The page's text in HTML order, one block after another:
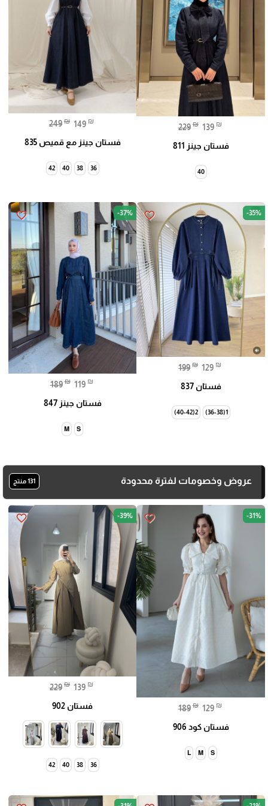
229 ₪ 139 ₪
فستان جينز 811
40
249 ₪ 149 ₪
فستان جينز مع قميص 835
36
38
40
42
favorite_border -35%
199 ₪ 129 ₪
فستان 837
1(36-38)
2(40-42)
favorite_border -37%
189 ₪ 119 ₪
فستان جينز 847
S
M
عروض وخصومات لفترة محدودة 131 منتج
favorite_border -31%
189 ₪ 129 ₪
فستان كود 906
S
M
L
favorite_border -39%
229 ₪ 139 ₪
فستان 902
36
38
40
42